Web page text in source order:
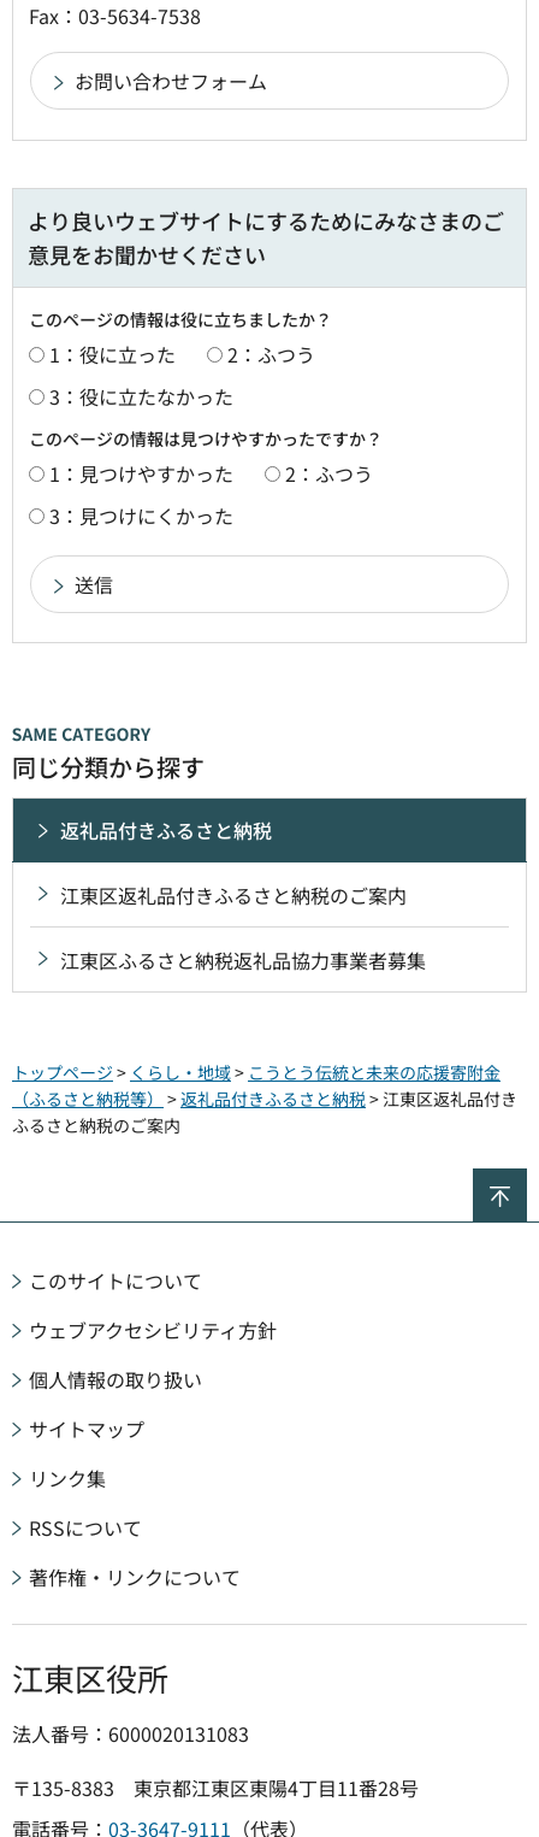
Fax：03-5634-7538
より良いウェブサイトにするためにみなさまのご
意見をお聞かせください
このページの情報は役に立ちましたか？
1：役に立った
2：ふつう
3：役に立たなかった
このページの情報は見つけやすかったですか？
1：見つけやすかった
2：ふつう
3：見つけにくかった
同じ分類から探す
返礼品付きふるさと納税
江東区返礼品付きふるさと納税のご案内
江東区ふるさと納税返礼品協力事業者募集
トップページ > くらし・地域> こうとう伝統と未来の応援寄附金
（ふるさと納税等） >返礼品付きふるさと納税> 江東区返礼品付き
ふるさと納税のご案内
このサイトについて
ウェブアクセシビリティ方針
個人情報の取り扱い
サイトマップ
リンク集
RSSについて
著作権・リンクについて
江東区役所
法人番号：6000020131083
〒135-8383 東京都江東区東陽4丁目11番28号
電話番号： 03-3647-9111 （代表）